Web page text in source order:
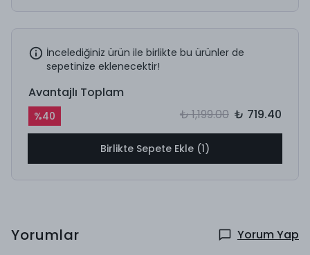
İncelediğiniz ürün ile birlikte bu ürünler de
sepetinize eklenecektir!
Avantajlı Toplam
%40 ₺ 1,199.00 ₺ 719.40
Birlikte Sepete Ekle (1)
Yorumlar Yorum Yap